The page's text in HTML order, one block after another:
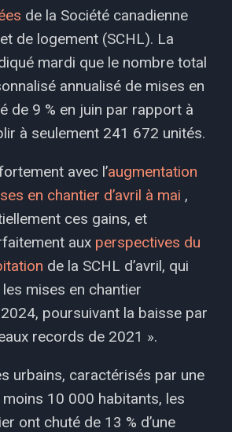
de la Société canadienne
de logement (SCHL). La
mardi que le nombre total
annualisé de mises en
de 9 % en juin par rapport à
à seulement 241 672 unités.
avec l’augmentation
en chantier d’avril à mai ,
ces gains, et
aux perspectives du
de la SCHL d’avril, qui
mises en chantier
poursuivant la baisse par
records de 2021 ».
urbains, caractérisés par une
moins 10 000 habitants, les
ont chuté de 13 % d’une